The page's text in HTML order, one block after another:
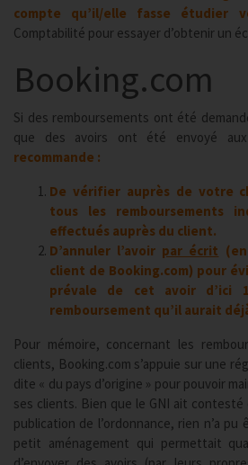
compte qu’il/elle fasse étudier
Comptabilité pour essayer d’obtenir un
Booking.com
Si des remboursements ont été
que des avoirs ont été envoyé
recommande :
De vérifier auprès de votre
tous les remboursements
effectués auprès du client.
D’annuler l’avoir par écrit
client de Booking.com) pour
prévale de cet avoir d’ici
remboursement qu’il aurait
Pour mémoire, concernant les
clients, Booking.com s’appuie sur une
dite « du pays d’origine » pour pouvoir
ses clients. Bien que le GNI ait
publication de l’ordonnance, rien n’a
petit aménagement qui permettait